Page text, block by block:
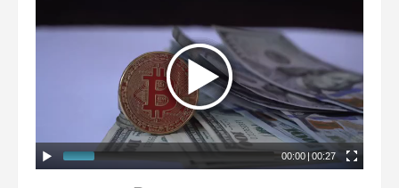
00:00 | 00:27